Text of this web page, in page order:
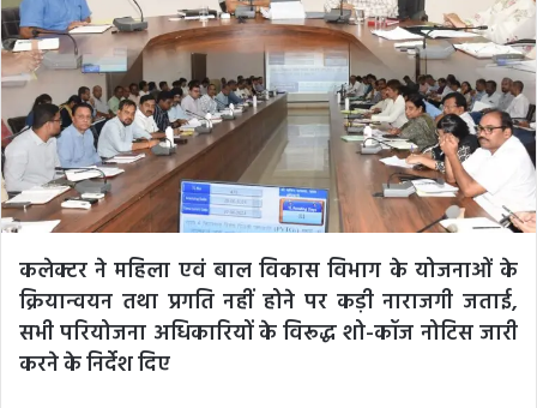
कलेक्टर ने महिला एवं बाल विकास विभाग के योजनाओं के
क्रियान्वयन तथा प्रगति नहीं होने पर कड़ी नाराजगी जताई,
सभी परियोजना अधिकारियों के विरूद्ध शो-कॉज नोटिस जारी
करने के निर्देश दिए